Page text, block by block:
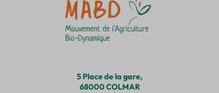
5 Place de la gare,
68000 COLMAR